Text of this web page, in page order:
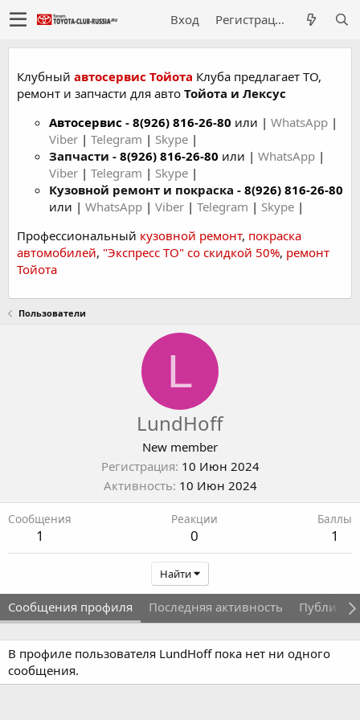
Вход Регистрация
Клубный автосервис Тойота Клуба предлагает ТО,
ремонт и запчасти для авто Тойота и Лексус
Автосервис - 8(926) 816-26-80 или | WhatsApp |
Viber | Telegram | Skype |
Запчасти - 8(926) 816-26-80 или | WhatsApp |
Viber | Telegram | Skype |
Кузовной ремонт и покраска - 8(926) 816-26-80
или | WhatsApp | Viber | Telegram | Skype |
Профессиональный кузовной ремонт, покраска
автомобилей, "Экспресс ТО" со скидкой 50%, ремонт
Тойота
Пользователи
L
LundHoff
New member
Регистрация 10 Июн 2024
Активность 10 Июн 2024
Сообщения
1
Реакции
0
Баллы
1
Найти
Сообщения профиля Последняя активность
В профиле пользователя LundHoff пока нет ни одного
сообщения.